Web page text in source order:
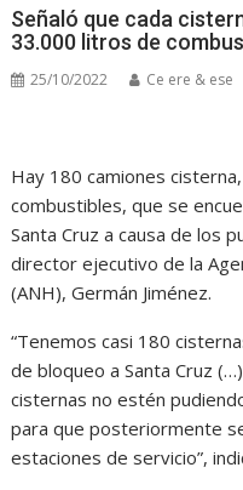
Señaló que cada
33.000 litros de
25/10/2022 Ce ere & ese
Hay 180 camiones
combustibles, que se
Santa Cruz a causa de los
director ejecutivo de la
(ANH), Germán Jiménez.
“Tenemos casi 180
de bloqueo a Santa Cruz
cisternas no estén
para que posteriormente
estaciones de servicio”,